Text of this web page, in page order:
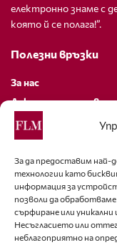
За да предоставим най-
технологии като
информация за
позволи да
сърфиране или
Несъгласието или
неблагоприятно на
електронно знаме с
която й се полага!”.
Полезни връзки
За нас
Декларация за
Политика за
За контакти
editor@fashion-
+359 88 227 33 47
Последвайте ни